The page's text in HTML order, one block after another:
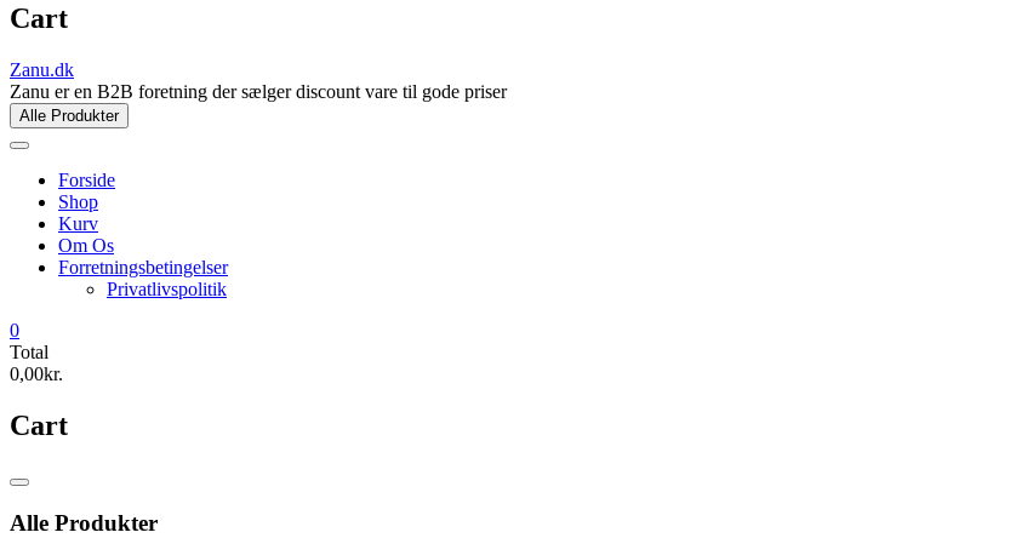
Cart
Zanu.dk
Zanu er en B2B foretning der sælger discount vare til gode priser
Alle Produkter
Forside
Shop
Kurv
Om Os
Forretningsbetingelser
Privatlivspolitik
0
Total
0,00kr.
Cart
Catalog
Alle Produkter